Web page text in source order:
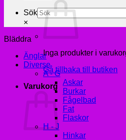
Inga produkter i
Gå tillbaka till butiken
Varukorg
Sök
×
Bläddra
Änglar
Diverse
A - G
Askar
Burkar
Fågelbad
Fat
Flaskor
H - J
Hinkar